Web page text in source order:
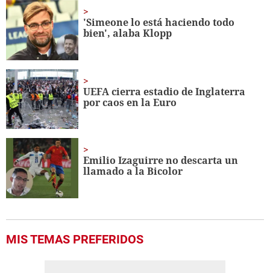
1
minute,
56
seconds
'Simeone lo está haciendo todo
bien', alaba Klopp
UEFA cierra estadio de Inglaterra
por caos en la Euro
Emilio Izaguirre no descarta un
llamado a la Bicolor
MIS TEMAS PREFERIDOS